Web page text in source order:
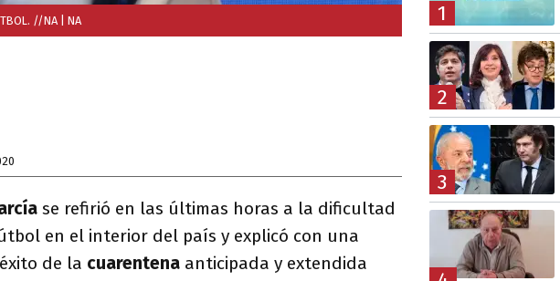
//NA | NA
se refirió en las últimas horas a la dificultad
en el interior del país y explicó con una
de la cuarentena anticipada y extendida
1
2
3